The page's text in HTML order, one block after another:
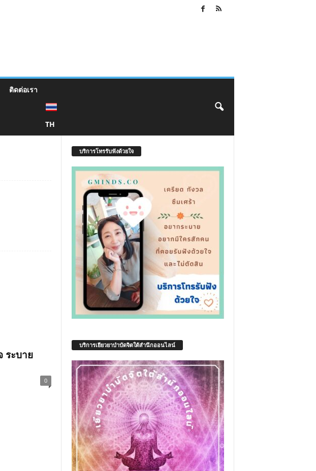
ติดต่อเรา
TH
ระบาย
0
บริการโทรรับฟังด้วยใจ
บริการเยียวยาบำบัดจิตใต้สำนึกออนไลน์